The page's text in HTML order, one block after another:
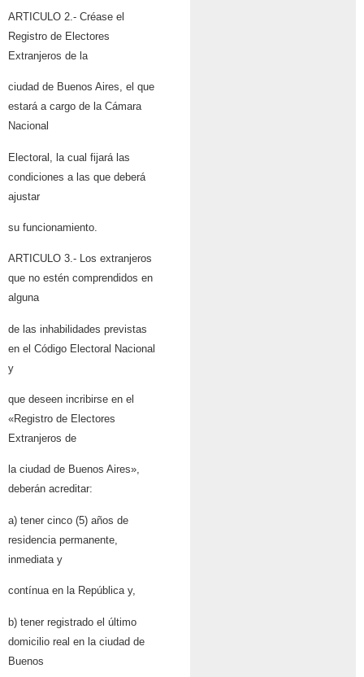
ARTICULO 2.- Créase el
Registro de Electores
Extranjeros de la
ciudad de Buenos Aires, el que
estará a cargo de la Cámara
Nacional
Electoral, la cual fijará las
condiciones a las que deberá
ajustar
su funcionamiento.
ARTICULO 3.- Los extranjeros
que no estén comprendidos en
alguna
de las inhabilidades previstas
en el Código Electoral Nacional
y
que deseen incribirse en el
«Registro de Electores
Extranjeros de
la ciudad de Buenos Aires»,
deberán acreditar:
a) tener cinco (5) años de
residencia permanente,
inmediata y
contínua en la República y,
b) tener registrado el último
domicilio real en la ciudad de
Buenos